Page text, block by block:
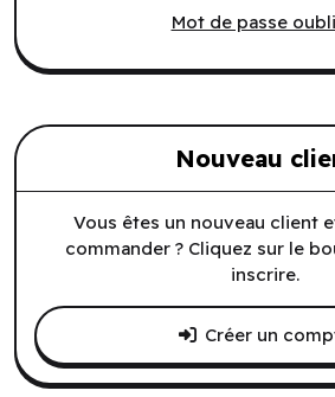
Mot de passe
Nouveau
Vous êtes un nouveau client
commander ? Cliquez sur le
inscrire.
Créer un